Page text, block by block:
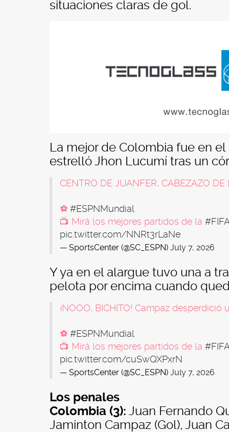
situaciones claras de gol.
La mejor de Colombia fue en
estrelló Jhon Lucumí tras un
CENTRO DE JUANFER, CABEZAZO DE
⚽ #ESPNMundial
📺 Mirá los mejores partidos de la
pic.twitter.com/NNRt3rLaNe
— SportsCenter (@SC_ESPN) July 7, 2026
Y ya en el alargue tuvo una a
pelota por encima cuando
¡NOOO, BICHITO! Campaz
⚽ #ESPNMundial
📺 Mirá los mejores partidos de la
pic.twitter.com/cuSwQXPxrN
— SportsCenter (@SC_ESPN) July 7, 2026
Los penales
Colombia (3): Juan Fernando
Jaminton Campaz (Gol), Juan